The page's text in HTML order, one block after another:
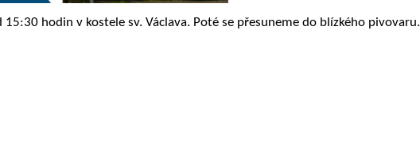
hodin v kostele sv. Václava. Poté se přesuneme do blízkého pivovaru.